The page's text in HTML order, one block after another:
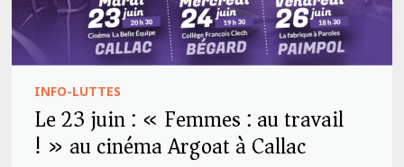
INFO-LUTTES
Le 23 juin : « Femmes : au travail
! » au cinéma Argoat à Callac